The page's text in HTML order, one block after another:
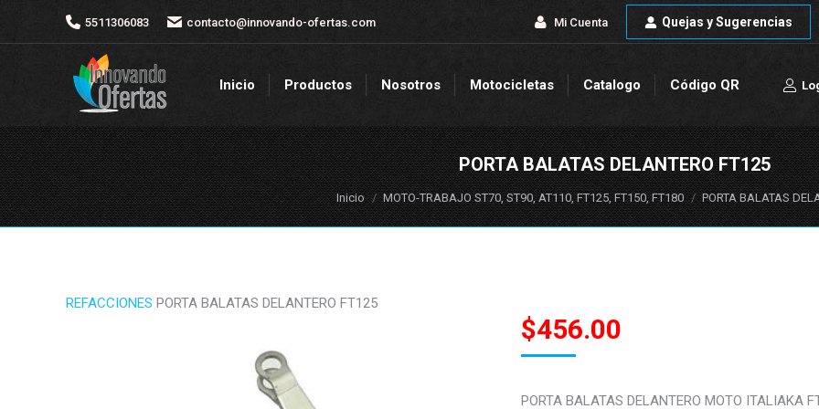
5511306083 contacto@innovando-ofertas.com Mi Cuenta Quejas y Sugerencias
Inicio Productos Nosotros Motocicletas Catalogo Código QR
PORTA BALATAS DELANTERO FT125
Estás aquí:
Inicio MOTO-TRABAJO ST70, ST90, AT110, FT125, FT150, FT180 PORTA BALATAS
REFACCIONES PORTA BALATAS DELANTERO FT125
$456.00
PORTA BALATAS DELANTERO MOTO ITALIAKA
5511306083 contacto@innovando-ofertas.com Mi Cuenta Quejas y Sugerencias
Inicio Productos Nosotros Motocicletas Catalogo Código QR